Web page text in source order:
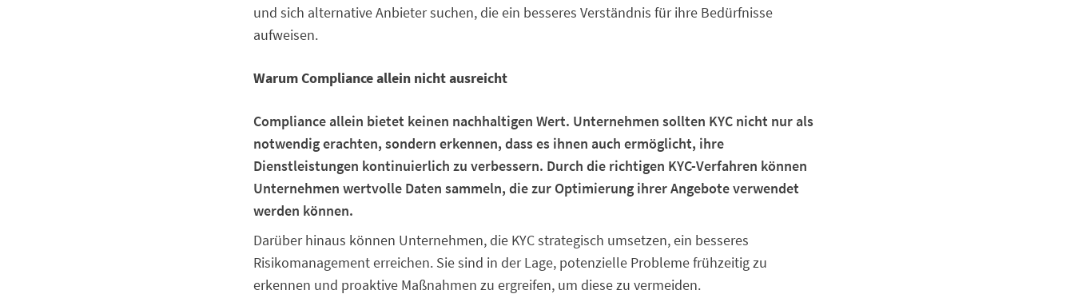
und sich alternative Anbieter suchen, die ein besseres Verständnis für ihre Bedürfnisse
aufweisen.
Warum Compliance allein nicht ausreicht
Compliance allein bietet keinen nachhaltigen Wert. Unternehmen sollten KYC nicht nur als
notwendig erachten, sondern erkennen, dass es ihnen auch ermöglicht, ihre
Dienstleistungen kontinuierlich zu verbessern. Durch die richtigen KYC-Verfahren können
Unternehmen wertvolle Daten sammeln, die zur Optimierung ihrer Angebote verwendet
werden können.
Darüber hinaus können Unternehmen, die KYC strategisch umsetzen, ein besseres
Risikomanagement erreichen. Sie sind in der Lage, potenzielle Probleme frühzeitig zu
erkennen und proaktive Maßnahmen zu ergreifen, um diese zu vermeiden.